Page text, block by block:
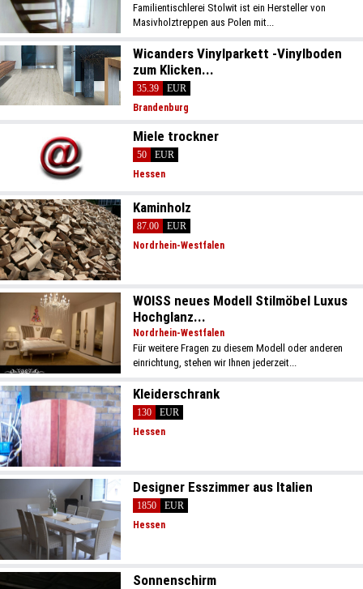
Familientischlerei Stolwit ist ein Hersteller von
Masivholztreppen aus Polen mit...
Wicanders Vinylparkett -Vinylboden
zum Klicken...
35.39
EUR
Brandenburg
Miele trockner
50
EUR
Hessen
Kaminholz
87.00
EUR
Nordrhein-Westfalen
WOISS neues Modell Stilmöbel Luxus
Hochglanz...
Nordrhein-Westfalen
Für weitere Fragen zu diesem Modell oder anderen
einrichtung, stehen wir Ihnen jederzeit...
Kleiderschrank
130
EUR
Hessen
Designer Esszimmer aus Italien
1850
EUR
Hessen
Sonnenschirm